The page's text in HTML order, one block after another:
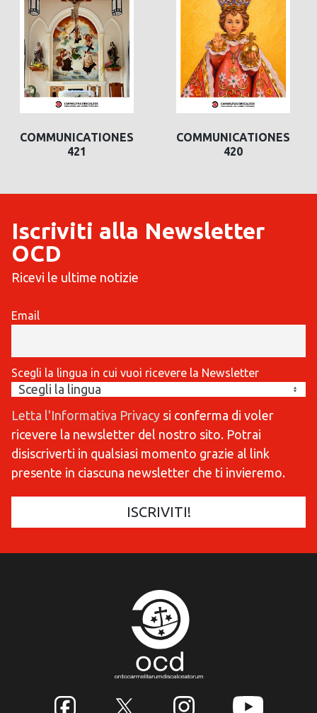
COMMUNICATIONES
421
COMMUNICATIONES
420
Iscriviti alla Newsletter
OCD
Ricevi le ultime notizie
Email
Scegli la lingua in cui vuoi ricevere la Newsletter
Letta l'Informativa Privacy si conferma di voler
ricevere la newsletter del nostro sito. Potrai
disiscriverti in qualsiasi momento grazie al link
presente in ciascuna newsletter che ti invieremo.